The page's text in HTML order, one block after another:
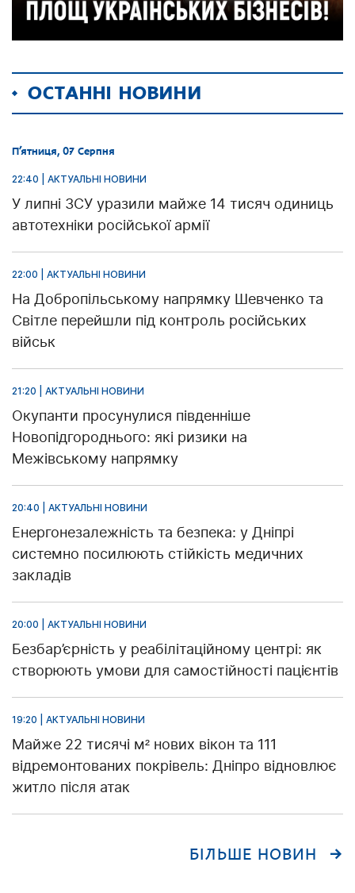
ОСТАННІ НОВИНИ
П’ятниця, 07 Серпня
22:40 | АКТУАЛЬНІ НОВИНИ
У липні ЗСУ уразили майже 14 тисяч одиниць
автотехніки російської армії
22:00 | АКТУАЛЬНІ НОВИНИ
На Добропільському напрямку Шевченко та
Світле перейшли під контроль російських
військ
21:20 | АКТУАЛЬНІ НОВИНИ
Окупанти просунулися південніше
Новопідгороднього: які ризики на
Межівському напрямку
20:40 | АКТУАЛЬНІ НОВИНИ
Енергонезалежність та безпека: у Дніпрі
системно посилюють стійкість медичних
закладів
20:00 | АКТУАЛЬНІ НОВИНИ
Безбар’єрність у реабілітаційному центрі: як
створюють умови для самостійності пацієнтів
19:20 | АКТУАЛЬНІ НОВИНИ
Майже 22 тисячі м² нових вікон та 111
відремонтованих покрівель: Дніпро відновлює
житло після атак
БІЛЬШЕ НОВИН